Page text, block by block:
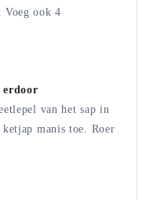
Voeg ook 4
erdoor
van het sap in
manis toe. Roer